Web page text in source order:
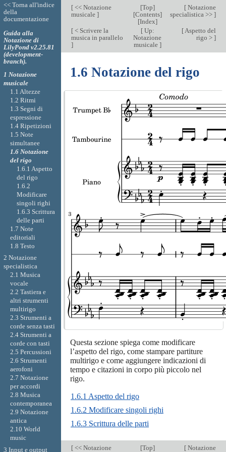
[<< Notazione
musicale ]
[Top]
[Contents]
[Index]
[Notazione
specialistica >> ]
[< Scrivere la
musica in parallelo
]
[Up:
Notazione
musicale ]
[Aspetto del
rigo > ]
1.6 Notazione del rigo
Questa sezione spiega come modificare
l’aspetto del rigo, come stampare partiture
multirigo e come aggiungere indicazioni di
tempo e citazioni in corpo più piccolo nel
rigo.
1.6.1 Aspetto del rigo
1.6.2 Modificare singoli righi
1.6.3 Scrittura delle parti
[<< Notazione
[Top]
[Notazione
<< Torna all'indice
della
documentazione
Guida alla
Notazione di
LilyPond v2.25.81
(development-
branch).
1 Notazione
musicale
1.1 Altezze
1.2 Ritmi
1.3 Segni di
espressione
1.4 Ripetizioni
1.5 Note
simultanee
1.6 Notazione
del rigo
1.6.1 Aspetto
del rigo
1.6.2
Modificare
singoli righi
1.6.3 Scrittura
delle parti
1.7 Note
editoriali
1.8 Testo
2 Notazione
specialistica
2.1 Musica
vocale
2.2 Tastiera e
altri strumenti
multirigo
2.3 Strumenti a
corde senza tasti
2.4 Strumenti a
corde con tasti
2.5 Percussioni
2.6 Strumenti
aerofoni
2.7 Notazione
per accordi
2.8 Musica
contemporanea
2.9 Notazione
antica
2.10 World
music
3 Input e output